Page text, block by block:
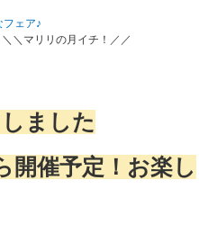
ェア♪
＼マリリの月イチ！／／
ました
開催予定！お楽し